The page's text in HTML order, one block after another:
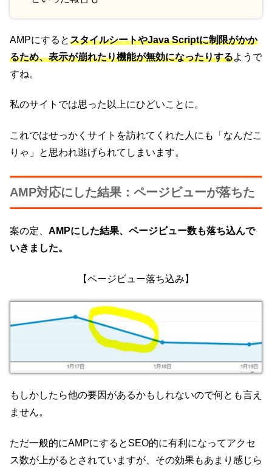
AMPにするとスタイルシートやJava Scriptに制限がかか
るため、表示が崩れたり機能が無効になったりするようで
すね。
私のサイトでは思った以上にひどいことに。
これではせっかくサイトを訪れてくれた人にも「なんだこ
りゃ」と思われ逃げられてしまいます。
AMP対応にした結果：ページビューが落ちた
案の定、 AMPにした結果、ページビュー数も落ち込んで
いきました。
【ページビュー落ち込み】
もしかしたら他の要因があるかもしれないので何とも言え
ません。
ただ一般的にAMPにするとSEO的に有利になってアクセ
ス数が上がるとされていますが、その効果もあまり感じら